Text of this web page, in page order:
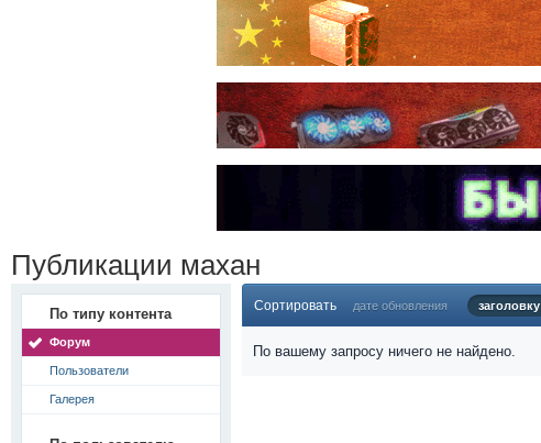
Публикации махан
По типу контента
Форум
Пользователи
Галерея
Сортировать дате обновления заголовку
По вашему запросу ничего не найдено.